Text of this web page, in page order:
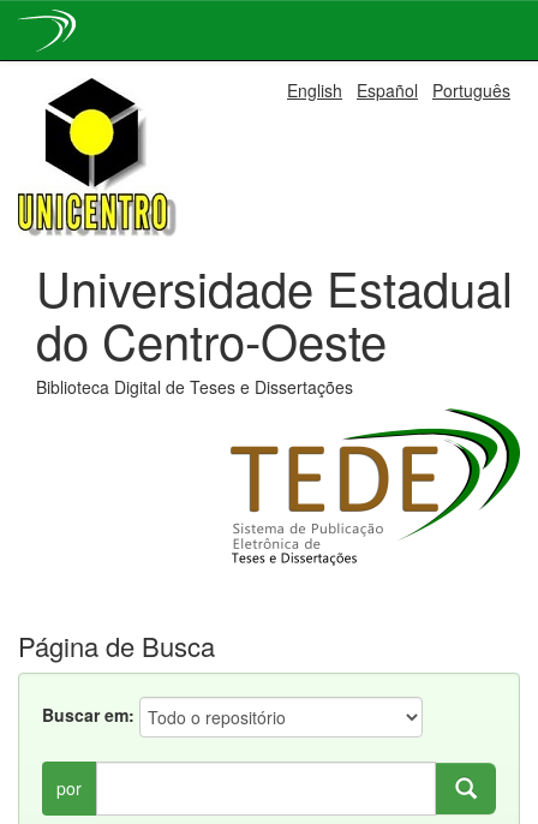
navigation
English Español Português
Universidade Estadual
do Centro-Oeste
Biblioteca Digital de Teses e Dissertações
Página de Busca
Buscar em:
por